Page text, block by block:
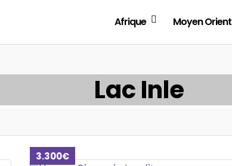
Afrique Moyen Orient
Lac Inle
3.300€